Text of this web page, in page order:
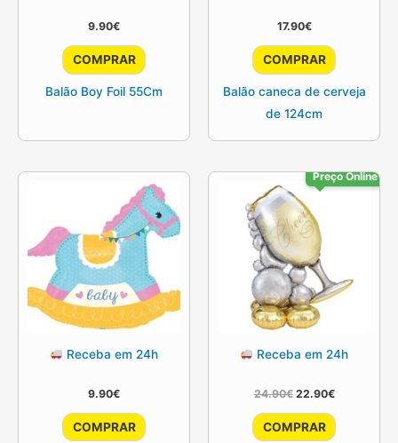
9.90€
COMPRAR
Balão Boy Foil 55Cm
17.90€
COMPRAR
Balão caneca de cerveja
de 124cm
Receba em 24h
9.90€
COMPRAR
Preço Online
Receba em 24h
24.90€ O
original
era:
22.90€O
atual
é:
COMPRAR